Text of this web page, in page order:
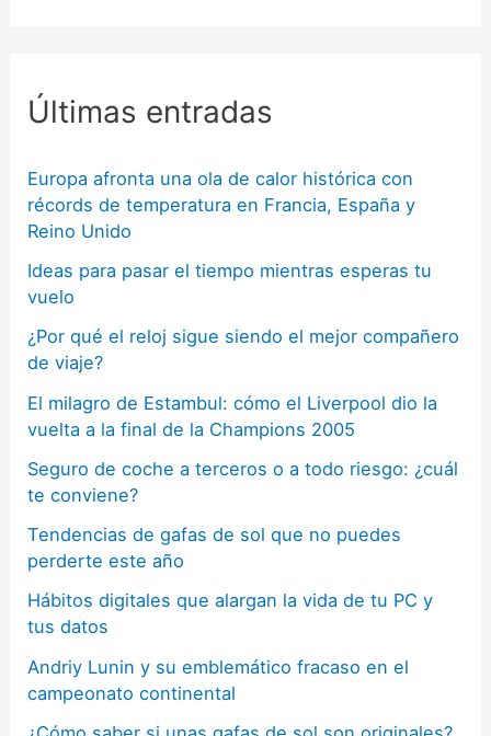
Últimas entradas
Europa afronta una ola de calor histórica con
récords de temperatura en Francia, España y
Reino Unido
Ideas para pasar el tiempo mientras esperas tu
vuelo
¿Por qué el reloj sigue siendo el mejor compañero
de viaje?
El milagro de Estambul: cómo el Liverpool dio la
vuelta a la final de la Champions 2005
Seguro de coche a terceros o a todo riesgo: ¿cuál
te conviene?
Tendencias de gafas de sol que no puedes
perderte este año
Hábitos digitales que alargan la vida de tu PC y
tus datos
Andriy Lunin y su emblemático fracaso en el
campeonato continental